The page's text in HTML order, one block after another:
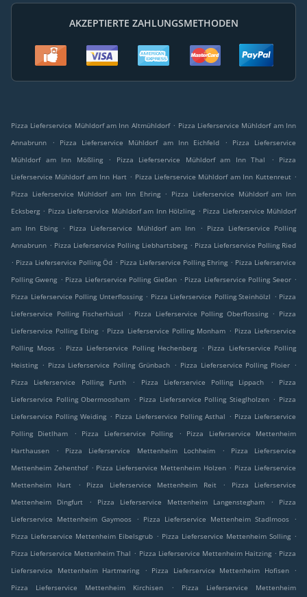
AKZEPTIERTE ZAHLUNGSMETHODEN
Pizza Lieferservice Mühldorf am Inn Altmühldorf . Pizza Lieferservice Mühldorf am Inn
Annabrunn
. Pizza Lieferservice Mühldorf am Inn Eichfeld .
Pizza Lieferservice
Mühldorf am Inn Mößling
. Pizza Lieferservice Mühldorf am Inn Thal .
Pizza
Lieferservice Mühldorf am Inn Hart . Pizza Lieferservice Mühldorf am Inn Kuttenreut .
Pizza Lieferservice Mühldorf am Inn Ehring . Pizza Lieferservice Mühldorf am Inn
Ecksberg . Pizza Lieferservice Mühldorf am Inn Hölzling . Pizza Lieferservice Mühldorf
am Inn Ebing
. Pizza Lieferservice Mühldorf am Inn . Pizza Lieferservice Polling
Annabrunn . Pizza Lieferservice Polling Liebhartsberg . Pizza Lieferservice Polling Ried
. Pizza Lieferservice Polling Öd . Pizza Lieferservice Polling Ehring . Pizza Lieferservice
Polling Gweng . Pizza Lieferservice Polling Gießen . Pizza Lieferservice Polling Seeor .
Pizza Lieferservice Polling Unterflossing . Pizza Lieferservice Polling Steinhölzl . Pizza
Lieferservice Polling Fischerhäusl
. Pizza Lieferservice Polling Oberflossing . Pizza
Lieferservice Polling Ebing . Pizza Lieferservice Polling Monham . Pizza Lieferservice
Polling Moos
. Pizza Lieferservice Polling Hechenberg . Pizza Lieferservice Polling
Heisting . Pizza Lieferservice Polling Grünbach . Pizza Lieferservice Polling Ploier .
Pizza Lieferservice Polling Furth
. Pizza Lieferservice Polling Lippach .
Pizza
Lieferservice Polling Obermoosham . Pizza Lieferservice Polling Stieglholzen . Pizza
Lieferservice Polling Weiding . Pizza Lieferservice Polling Asthal . Pizza Lieferservice
Polling Dietlham
. Pizza Lieferservice Polling .
Pizza Lieferservice Mettenheim
Harthausen
. Pizza Lieferservice Mettenheim Lochheim .
Pizza Lieferservice
Mettenheim Zehenthof . Pizza Lieferservice Mettenheim Holzen . Pizza Lieferservice
Mettenheim Hart
. Pizza Lieferservice Mettenheim Reit .
Pizza Lieferservice
Mettenheim Dingfurt
. Pizza Lieferservice Mettenheim Langenstegham .
Pizza
Lieferservice Mettenheim Gaymoos
. Pizza Lieferservice Mettenheim Stadlmoos
.
Pizza Lieferservice Mettenheim Eibelsgrub . Pizza Lieferservice Mettenheim Solling .
Pizza Lieferservice Mettenheim Thal . Pizza Lieferservice Mettenheim Haitzing . Pizza
Lieferservice Mettenheim Hartmering
. Pizza Lieferservice Mettenheim Hofisen
.
Pizza Lieferservice Mettenheim Kirchisen
.
Pizza Lieferservice Mettenheim